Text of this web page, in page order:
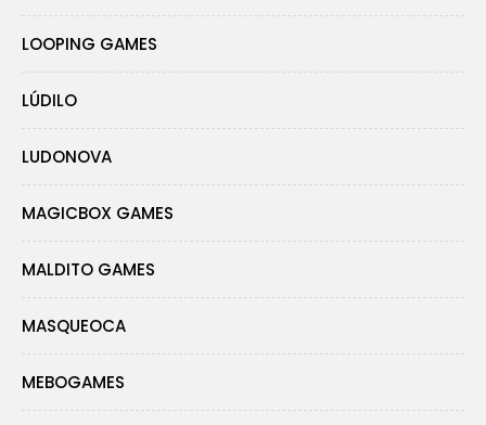
LOOPING GAMES
LÚDILO
LUDONOVA
MAGICBOX GAMES
MALDITO GAMES
MASQUEOCA
MEBOGAMES